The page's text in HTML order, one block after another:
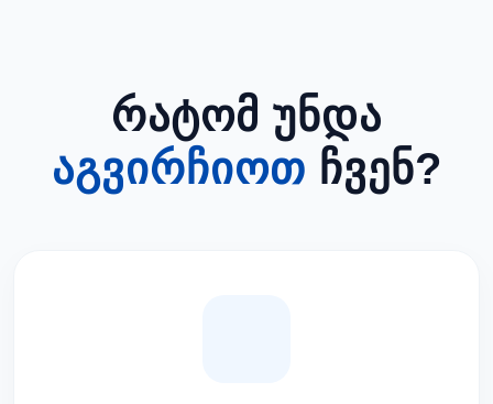
ᲠᲐᲢᲝᲛ ᲣᲜᲓᲐ
ᲐᲒᲕᲘᲠᲩᲘᲝᲗ ᲩᲕᲔᲜ?